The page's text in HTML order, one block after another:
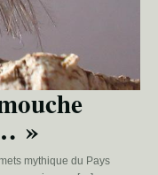
»
mythique du Pays